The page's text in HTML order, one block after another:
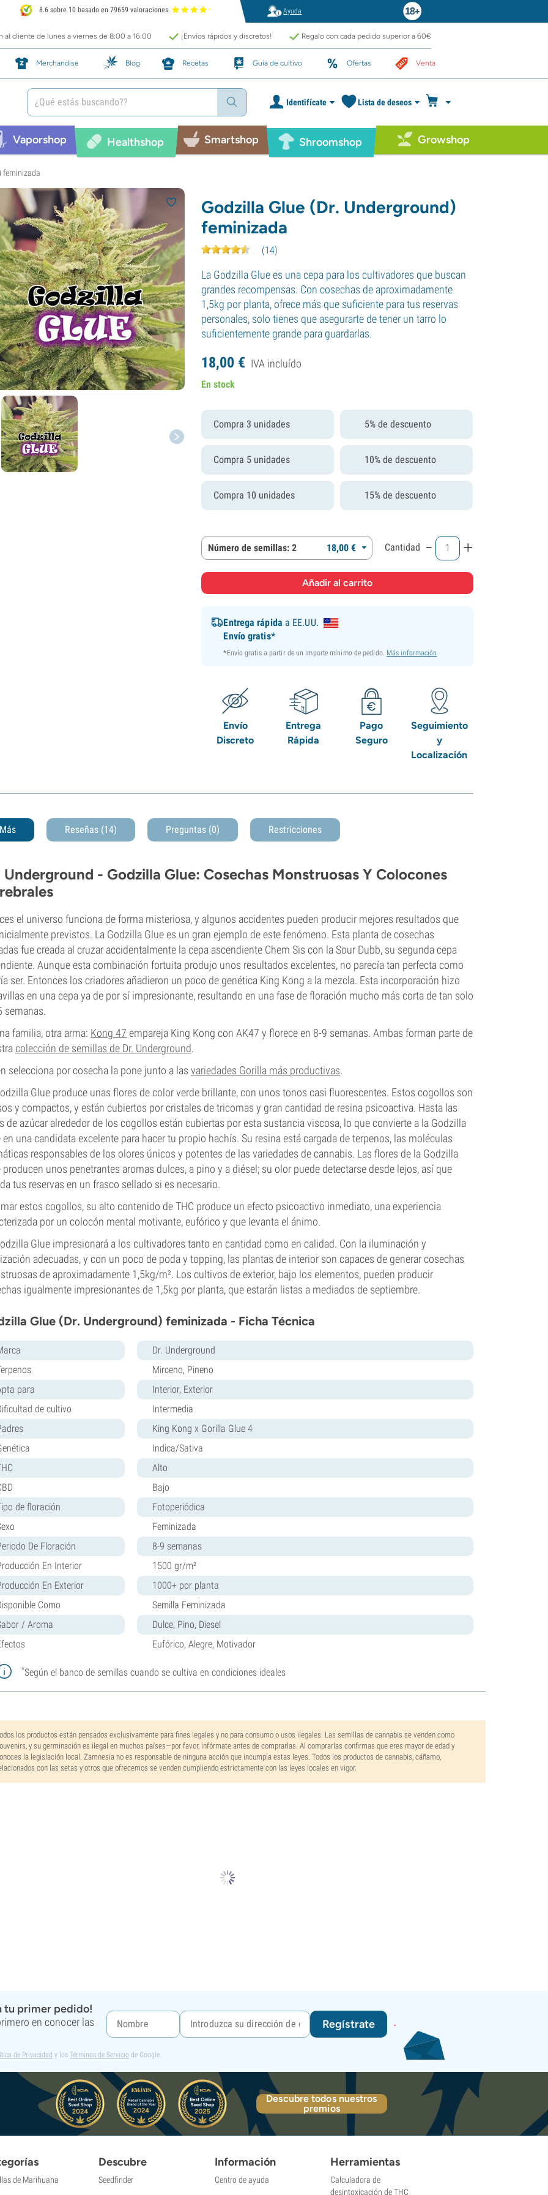
8.6 sobre 10 basado en 79659 valoraciones Ayuda
al cliente de lunes a viernes de 8:00 a 16:00 ¡Envíos rápidos y discretos! Regalo con cada pedido superior a 60€
Merchandise Blog Recetas Guía de cultivo Ofertas Venta
Identifícate Lista de deseos
Vaporshop Healthshop Smartshop Shroomshop Growshop
feminizada
Godzilla Glue (Dr. Underground)
feminizada
(14)
La Godzilla Glue es una cepa para los cultivadores que buscan
grandes recompensas. Con cosechas de aproximadamente
1,5kg por planta, ofrece más que suficiente para tus reservas
personales, solo tienes que asegurarte de tener un tarro lo
suficientemente grande para guardarlas.
18,00 € IVA incluído
En stock
Compra 3 unidades 5% de descuento
Compra 5 unidades 10% de descuento
Compra 10 unidades 15% de descuento
Número de semillas: 2 18,00 € Cantidad - +
Entrega rápida a EE.UU.
Envío gratis*
*Envío gratis a partir de un importe mínimo de pedido. Más información
Envío
Discreto
Entrega
Rápida
Pago
Seguro
Seguimiento
y
Localización
Más Reseñas (14) Preguntas (0) Restricciones
Underground - Godzilla Glue: Cosechas Monstruosas Y Colocones
el universo funciona de forma misteriosa, y algunos accidentes pueden producir mejores resultados que
previstos. La Godzilla Glue es un gran ejemplo de este fenómeno. Esta planta de cosechas
fue creada al cruzar accidentalmente la cepa ascendiente Chem Sis con la Sour Dubb, su segunda cepa
Aunque esta combinación fortuita produjo unos resultados excelentes, no parecía tan perfecta como
ser. Entonces los criadores añadieron un poco de genética King Kong a la mezcla. Esta incorporación hizo
en una cepa ya de por sí impresionante, resultando en una fase de floración mucho más corta de tan solo
semanas.
familia, otra arma: Kong 47 empareja King Kong con AK47 y florece en 8-9 semanas. Ambas forman parte de
colección de semillas de Dr. Underground.
selecciona por cosecha la pone junto a las variedades Gorilla más productivas.
Glue produce unas flores de color verde brillante, con unos tonos casi fluorescentes. Estos cogollos son
y compactos, y están cubiertos por cristales de tricomas y gran cantidad de resina psicoactiva. Hasta las
de azúcar alrededor de los cogollos están cubiertas por esta sustancia viscosa, lo que convierte a la Godzilla
en una candidata excelente para hacer tu propio hachís. Su resina está cargada de terpenos, las moléculas
responsables de los olores únicos y potentes de las variedades de cannabis. Las flores de la Godzilla
producen unos penetrantes aromas dulces, a pino y a diésel; su olor puede detectarse desde lejos, así que
tus reservas en un frasco sellado si es necesario.
estos cogollos, su alto contenido de THC produce un efecto psicoactivo inmediato, una experiencia
por un colocón mental motivante, eufórico y que levanta el ánimo.
Glue impresionará a los cultivadores tanto en cantidad como en calidad. Con la iluminación y
adecuadas, y con un poco de poda y topping, las plantas de interior son capaces de generar cosechas
de aproximadamente 1,5kg/m². Los cultivos de exterior, bajo los elementos, pueden producir
igualmente impresionantes de 1,5kg por planta, que estarán listas a mediados de septiembre.
Glue (Dr. Underground) feminizada - Ficha Técnica
Dr. Underground
Mirceno, Pineno
para
Interior, Exterior
de cultivo
Intermedia
King Kong x Gorilla Glue 4
Indica/Sativa
Alto
Bajo
de floración
Fotoperiódica
Feminizada
De Floración
8-9 semanas
En Interior
1500 gr/m²
En Exterior
1000+ por planta
Como
Semilla Feminizada
/ Aroma
Dulce, Pino, Diesel
Eufórico, Alegre, Motivador
*Según el banco de semillas cuando se cultiva en condiciones ideales
los productos están pensados exclusivamente para fines legales y no para consumo o usos ilegales. Las semillas de cannabis se venden como
y su germinación es ilegal en muchos países—por favor, infórmate antes de comprarlas. Al comprarlas confirmas que eres mayor de edad y
la legislación local. Zamnesia no es responsable de ninguna acción que incumpla estas leyes. Todos los productos de cannabis, cáñamo,
con las setas y otros que ofrecemos se venden cumpliendo estrictamente con las leyes locales en vigor.
tu primer pedido!
en conocer las
Regístrate
de Privacidad y los Términos de Servicio de Google.
Descubre todos nuestros
premios
de Marihuana
Descubre
Seedfinder
Información
Centro de ayuda
Herramientas
Calculadora de
desintoxicación de THC